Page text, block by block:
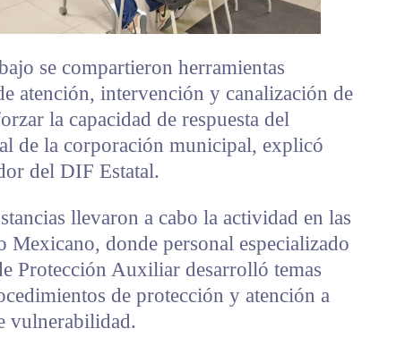
se compartieron herramientas
atención, intervención y canalización de
la capacidad de respuesta del
de la corporación municipal, explicó
del DIF Estatal.
llevaron a cabo la actividad en las
Mexicano, donde personal especializado
Protección Auxiliar desarrolló temas
de protección y atención a
vulnerabilidad.